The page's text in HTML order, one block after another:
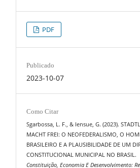
PDF
Publicado
2023-10-07
Como Citar
Sgarbossa, L. F., & Iensue, G. (2023).
MACHT FREI: O NEOFEDERALISMO, O
BRASILEIRO E A PLAUSIBILIDADE DE UM
CONSTITUCIONAL MUNICIPAL NO BRASIL.
Constituição, Economia E Desenvolvimento: